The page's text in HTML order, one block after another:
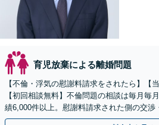
育児放棄による離婚問題
【不倫・浮気の慰謝料請求をされたら】【
【初回相談無料】不倫問題の相談は毎月毎
績6,000件以上。慰謝料請求された側の交渉
事務所です。